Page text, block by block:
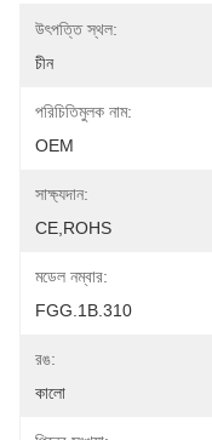
উৎপত্তি স্থল:
চীন
পরিচিতিমুলক নাম:
OEM
সাক্ষ্যদান:
CE,ROHS
মডেল নম্বার:
FGG.1B.310
রঙ:
কালো